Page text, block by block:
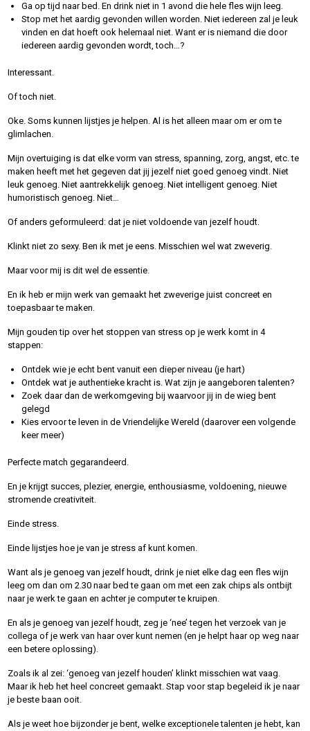
Ga op tijd naar bed. En drink niet in 1 avond die hele fles wijn leeg.
Stop met het aardig gevonden willen worden. Niet iedereen zal je leuk
vinden en dat hoeft ook helemaal niet. Want er is niemand die door
iedereen aardig gevonden wordt, toch…?
Interessant.
Of toch niet.
Oke. Soms kunnen lijstjes je helpen. Al is het alleen maar om er om te
glimlachen.
Mijn overtuiging is dat elke vorm van stress, spanning, zorg, angst, etc. te
maken heeft met het gegeven dat jij jezelf niet goed genoeg vindt. Niet
leuk genoeg. Niet aantrekkelijk genoeg. Niet intelligent genoeg. Niet
humoristisch genoeg. Niet…
Of anders geformuleerd: dat je niet voldoende van jezelf houdt.
Klinkt niet zo sexy. Ben ik met je eens. Misschien wel wat zweverig.
Maar voor mij is dit wel de essentie.
En ik heb er mijn werk van gemaakt het zweverige juist concreet en
toepasbaar te maken.
Mijn gouden tip over het stoppen van stress op je werk komt in 4
stappen:
Ontdek wie je echt bent vanuit een dieper niveau (je hart)
Ontdek wat je authentieke kracht is. Wat zijn je aangeboren talenten?
Zoek daar dan de werkomgeving bij waarvoor jij in de wieg bent
gelegd
Kies ervoor te leven in de Vriendelijke Wereld (daarover een volgende
keer meer)
Perfecte match gegarandeerd.
En je krijgt succes, plezier, energie, enthousiasme, voldoening, nieuwe
stromende creativiteit.
Einde stress.
Einde lijstjes hoe je van je stress af kunt komen.
Want als je genoeg van jezelf houdt, drink je niet elke dag een fles wijn
leeg om dan om 2.30 naar bed te gaan om met een zak chips als ontbijt
naar je werk te gaan en achter je computer te kruipen.
En als je genoeg van jezelf houdt, zeg je ‘nee’ tegen het verzoek van je
collega of je werk van haar over kunt nemen (en je helpt haar op weg naar
een betere oplossing).
Zoals ik al zei: ‘genoeg van jezelf houden’ klinkt misschien wat vaag.
Maar ik heb het heel concreet gemaakt. Stap voor stap begeleid ik je naar
je beste baan ooit.
Als je weet hoe bijzonder je bent, welke exceptionele talenten je hebt, kan